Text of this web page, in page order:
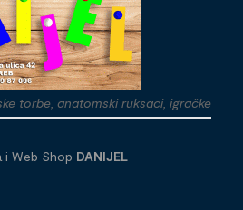
torbe, anatomski ruksaci, igračke
i Web Shop DANIJEL